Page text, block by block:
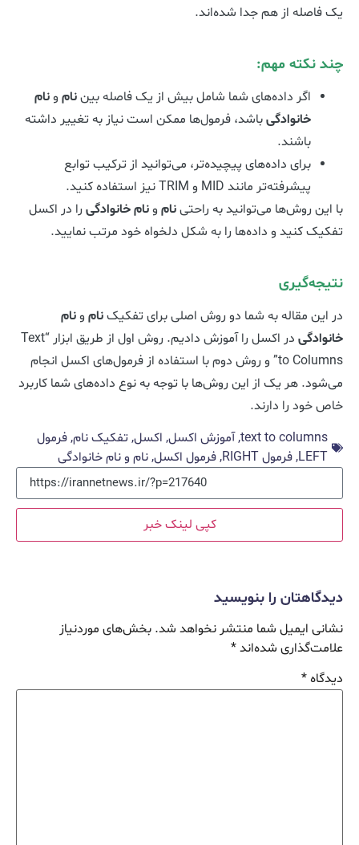
یک فاصله از هم جدا شده‌اند.
چند نکته مهم:
اگر داده‌های شما شامل بیش از یک فاصله بیننامونام
خانوادگیباشد، فرمول‌ها ممکن است نیاز به تغییر داشته
باشند.
برای داده‌های پیچیده‌تر، می‌توانید از ترکیب توابع
پیشرفته‌تر مانند MID و TRIM نیز استفاده کنید.
با این روش‌ها می‌توانید به راحتینامونام خانوادگیرا در اکسل
تفکیک کنید و داده‌ها را به شکل دلخواه خود مرتب نمایید.
نتیجه‌گیری
در این مقاله به شما دو روش اصلی برای تفکیکنامونام
خانوادگی
در اکسل را آموزش دادیم. روش اول از طریق ابزار “Text
to Columns” و روش دوم با استفاده از فرمول‌های اکسل انجام
می‌شود. هر یک از این روش‌ها با توجه به نوع داده‌های شما کاربرد
خاص خود را دارند.
text to columns
,آموزش اکسل,اکسل,تفکیک نام,فرمول
LEFT
,فرمول RIGHT ,فرمول اکسل,نام و نام خانوادگی
کپی لینک خبر
دیدگاهتان را بنویسید
نشانی ایمیل شما منتشر نخواهد شد.بخش‌های موردنیاز
علامت‌گذاری شده‌اند*
دیدگاه*